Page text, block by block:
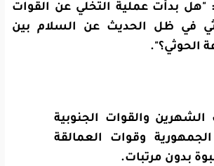
"هل بدأت عملية التخلي عن القوات
في ظل الحديث عن السلام بين
الحوثي؟".
الشهرين والقوات الجنوبية
وقوات العمالقة
بدون مرتبات.